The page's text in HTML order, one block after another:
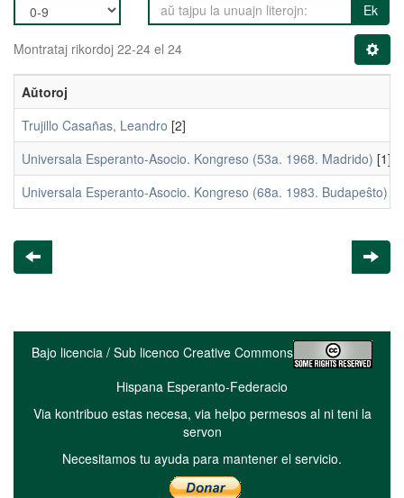
Ek
Montrataj rikordoj 22-24 el 24
Aŭtoroj
Trujillo Casañas, Leandro [2]
Universala Esperanto-Asocio. Kongreso (53a. 1968. Madrido) [1]
Universala Esperanto-Asocio. Kongreso (68a. 1983. Budapeŝto)
Bajo licencia / Sub licenco Creative Commons
Hispana Esperanto-Federacio
Via kontribuo estas necesa, via helpo permesos al ni teni la
servon
Necesitamos tu ayuda para mantener el servicio.